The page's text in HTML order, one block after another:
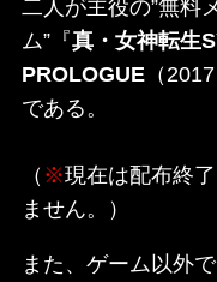
二人が主役の”無料
ム”『真・女神転生
PROLOGUE（
である。
（ ※現在は配布終
ません。）
また、ゲーム以外